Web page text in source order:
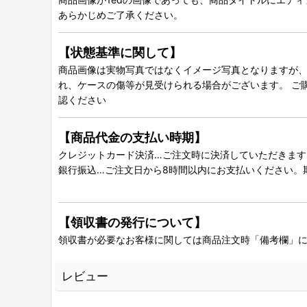
あらかじめご了承ください。
【状態基準に関して】
商品画像は実物写真ではなくイメージ写真となりますが
れ、ケースの傷等が見受けられる場合がございます。
認ください
【商品代金の支払い時期】
クレジットカード決済…ご注文時に決済していただきま
銀行振込…ご注文日から8時間以内にお支払いください
【領収書の発行について】
領収書が必要なお客様に関しては商品注文時「備考欄」
レビュー